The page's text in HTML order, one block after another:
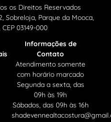
os Direitos Reservados
Sobreloja, Parque da Mooca,
03149-000
Informações de
Contato
Atendimento somente
com horário marcado
Segunda a sexta, das
09h às 19h
Sábados, das 09h às 16h